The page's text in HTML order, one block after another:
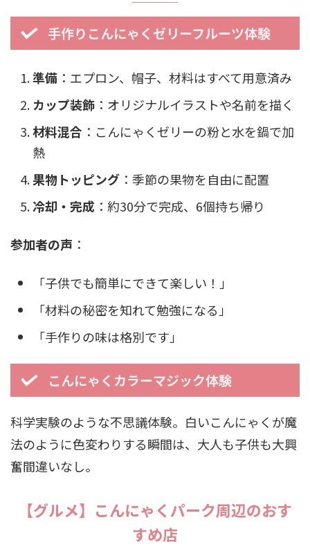
手作りこんにゃくゼリーフルーツ体験
準備 ：エプロン、帽子、材料はすべて用意済み
カップ装飾 ：オリジナルイラストや名前を描く
材料混合 ：こんにゃくゼリーの粉と水を鍋で加
熱
果物トッピング ：季節の果物を自由に配置
冷却・完成 ：約30分で完成、6個持ち帰り
参加者の声 ：
「子供でも簡単にできて楽しい！」
「材料の秘密を知れて勉強になる」
「手作りの味は格別です」
こんにゃくカラーマジック体験
科学実験のような不思議体験。白いこんにゃくが魔
法のように色変わりする瞬間は、大人も子供も大興
奮間違いなし。
【グルメ】こんにゃくパーク周辺のおす
すめ店